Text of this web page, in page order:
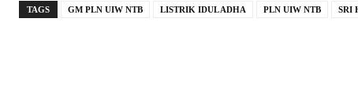
TAGS GM PLN UIW NTB LISTRIK IDUL ADHA PLN UIW NTB SRI